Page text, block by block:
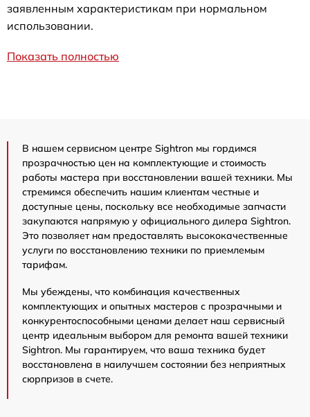
заявленным характеристикам при нормальном
использовании.
Показать полностью
В нашем сервисном центре Sightron мы гордимся
прозрачностью цен на комплектующие и стоимость
работы мастера при восстановлении вашей техники. Мы
стремимся обеспечить нашим клиентам честные и
доступные цены, поскольку все необходимые запчасти
закупаются напрямую у официального дилера Sightron.
Это позволяет нам предоставлять высококачественные
услуги по восстановлению техники по приемлемым
тарифам.
Мы убеждены, что комбинация качественных
комплектующих и опытных мастеров с прозрачными и
конкурентоспособными ценами делает наш сервисный
центр идеальным выбором для ремонта вашей техники
Sightron. Мы гарантируем, что ваша техника будет
восстановлена в наилучшем состоянии без неприятных
сюрпризов в счете.